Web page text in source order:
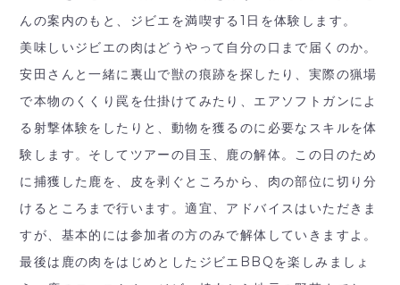
んの案内のもと、ジビエを満喫する1日を体験します。
美味しいジビエの肉はどうやって自分の口まで届くのか。
安田さんと一緒に裏山で獣の痕跡を探したり、実際の猟場
で本物のくくり罠を仕掛けてみたり、エアソフトガンによ
る射撃体験をしたりと、動物を獲るのに必要なスキルを体
験します。そしてツアーの目玉、鹿の解体。この日のため
に捕獲した鹿を、皮を剥ぐところから、肉の部位に切り分
けるところまで行います。適宜、アドバイスはいただきま
すが、基本的には参加者の方のみで解体していきますよ。
最後は鹿の肉をはじめとしたジビエBBQを楽しみましょ